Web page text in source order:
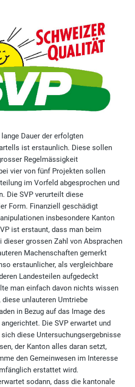
Dauer der erfolgten
ist erstaunlich. Diese sollen
Regelmässigkeit
vier von fünf Projekten sollen
im Vorfeld abgesprochen und
Die SVP verurteilt diese
Form. Finanziell geschädigt
insbesondere Kanton
ist erstaunt, dass man beim
dieser grossen Zahl von Absprachen
Machenschaften gemerkt
erstaunlicher, als vergleichbare
Landesteilen aufgedeckt
man einfach davon nichts wissen
unlauteren Umtriebe
in Bezug auf das Image des
Die SVP erwartet und
diese Untersuchungsergebnisse
der Kanton alles daran setzt,
den Gemeinwesen im Interesse
erstattet wird.
sodann, dass die kantonale